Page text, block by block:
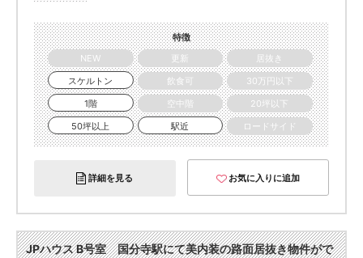
特徴
NEW
更新
居抜き
スケルトン
飲食可
30万円以下
1階
空中階
20坪以下
50坪以上
駅近 ロードサイド
詳細を見る お気に入りに追加
JPハウス B号室 国分寺駅にて美内装の路面居抜き物件がで